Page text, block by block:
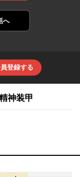
へ
登録する
神装甲